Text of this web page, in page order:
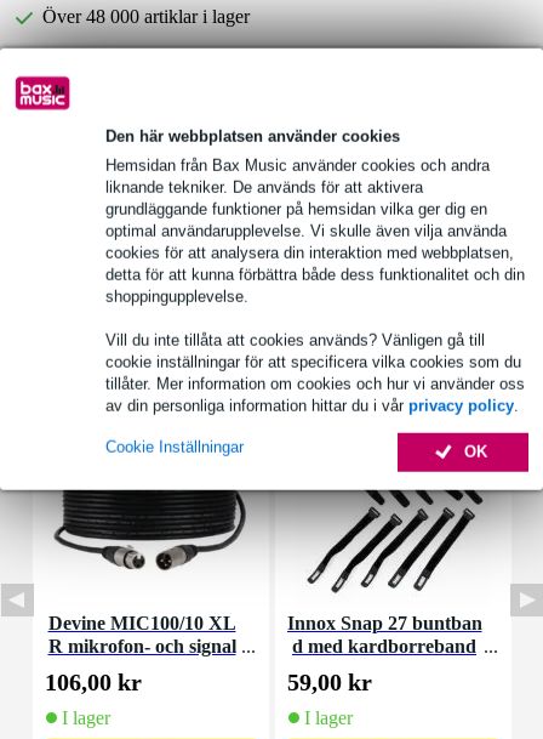
Den här webbplatsen använder cookies
Hemsidan från Bax Music använder cookies och andra
liknande tekniker. De används för att aktivera
grundläggande funktioner på hemsidan vilka ger dig en
optimal användarupplevelse. Vi skulle även vilja använda
cookies för att analysera din interaktion med webbplatsen,
detta för att kunna förbättra både dess funktionalitet och din
shoppingupplevelse.
Vill du inte tillåta att cookies används? Vänligen gå till
cookie inställningar för att specificera vilka cookies som du
tillåter. Mer information om cookies och hur vi använder oss
av din personliga information hittar du i vår privacy policy.
OK
Cookie Inställningar
Över 48 000 artiklar i lager
1 250 ledande varumärken
Produktinformation
frekvensomfång: 100 - 13000 Hz
känslighet: 90 dB (1 W/1 m)
spridning: 81°/4000 Hz
Fullständiga specifikationer
Tillbehör (7)
Devine MIC100/10 XL
R mikrofon- och signal
kabel 10 meter
106,00 kr
I lager
Innox Snap 27 buntban
d med kardborreband
59,00 kr
I lager